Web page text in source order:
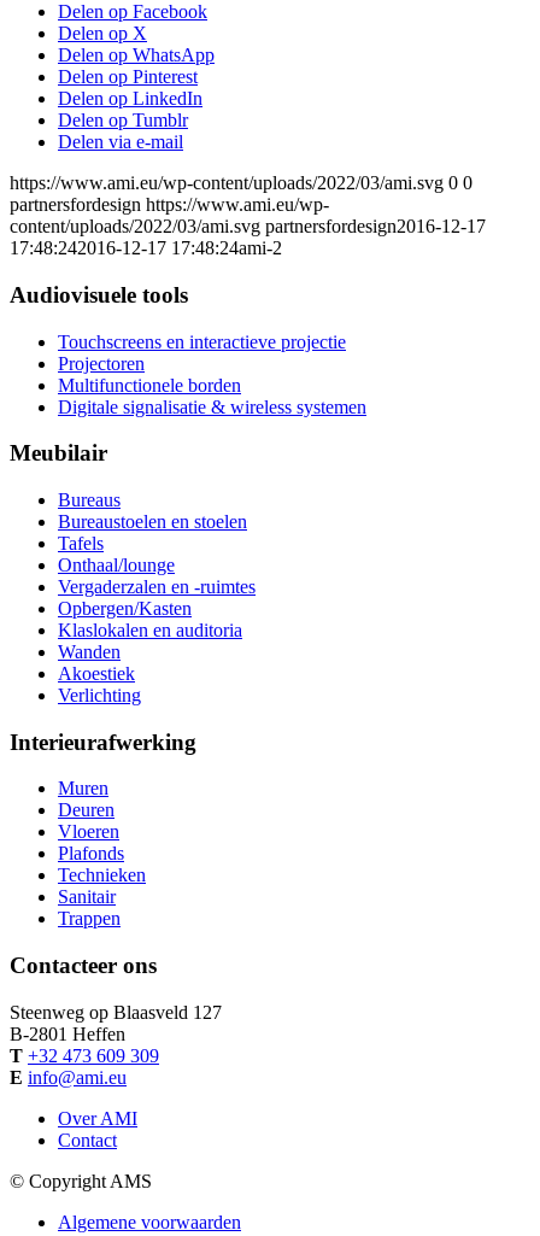
Delen op Facebook
Delen op X
Delen op WhatsApp
Delen op Pinterest
Delen op LinkedIn
Delen op Tumblr
Delen via e-mail
https://www.ami.eu/wp-content/uploads/2022/03/ami.svg 0 0
partnersfordesign https://www.ami.eu/wp-
content/uploads/2022/03/ami.svg partnersfordesign2016-12-17
17:48:242016-12-17 17:48:24ami-2
Audiovisuele tools
Touchscreens en interactieve projectie
Projectoren
Multifunctionele borden
Digitale signalisatie & wireless systemen
Meubilair
Bureaus
Bureaustoelen en stoelen
Tafels
Onthaal/lounge
Vergaderzalen en -ruimtes
Opbergen/Kasten
Klaslokalen en auditoria
Wanden
Akoestiek
Verlichting
Interieurafwerking
Muren
Deuren
Vloeren
Plafonds
Technieken
Sanitair
Trappen
Contacteer ons
Steenweg op Blaasveld 127
B-2801 Heffen
T +32 473 609 309
E info@ami.eu
Over AMI
Contact
© Copyright AMS
Algemene voorwaarden